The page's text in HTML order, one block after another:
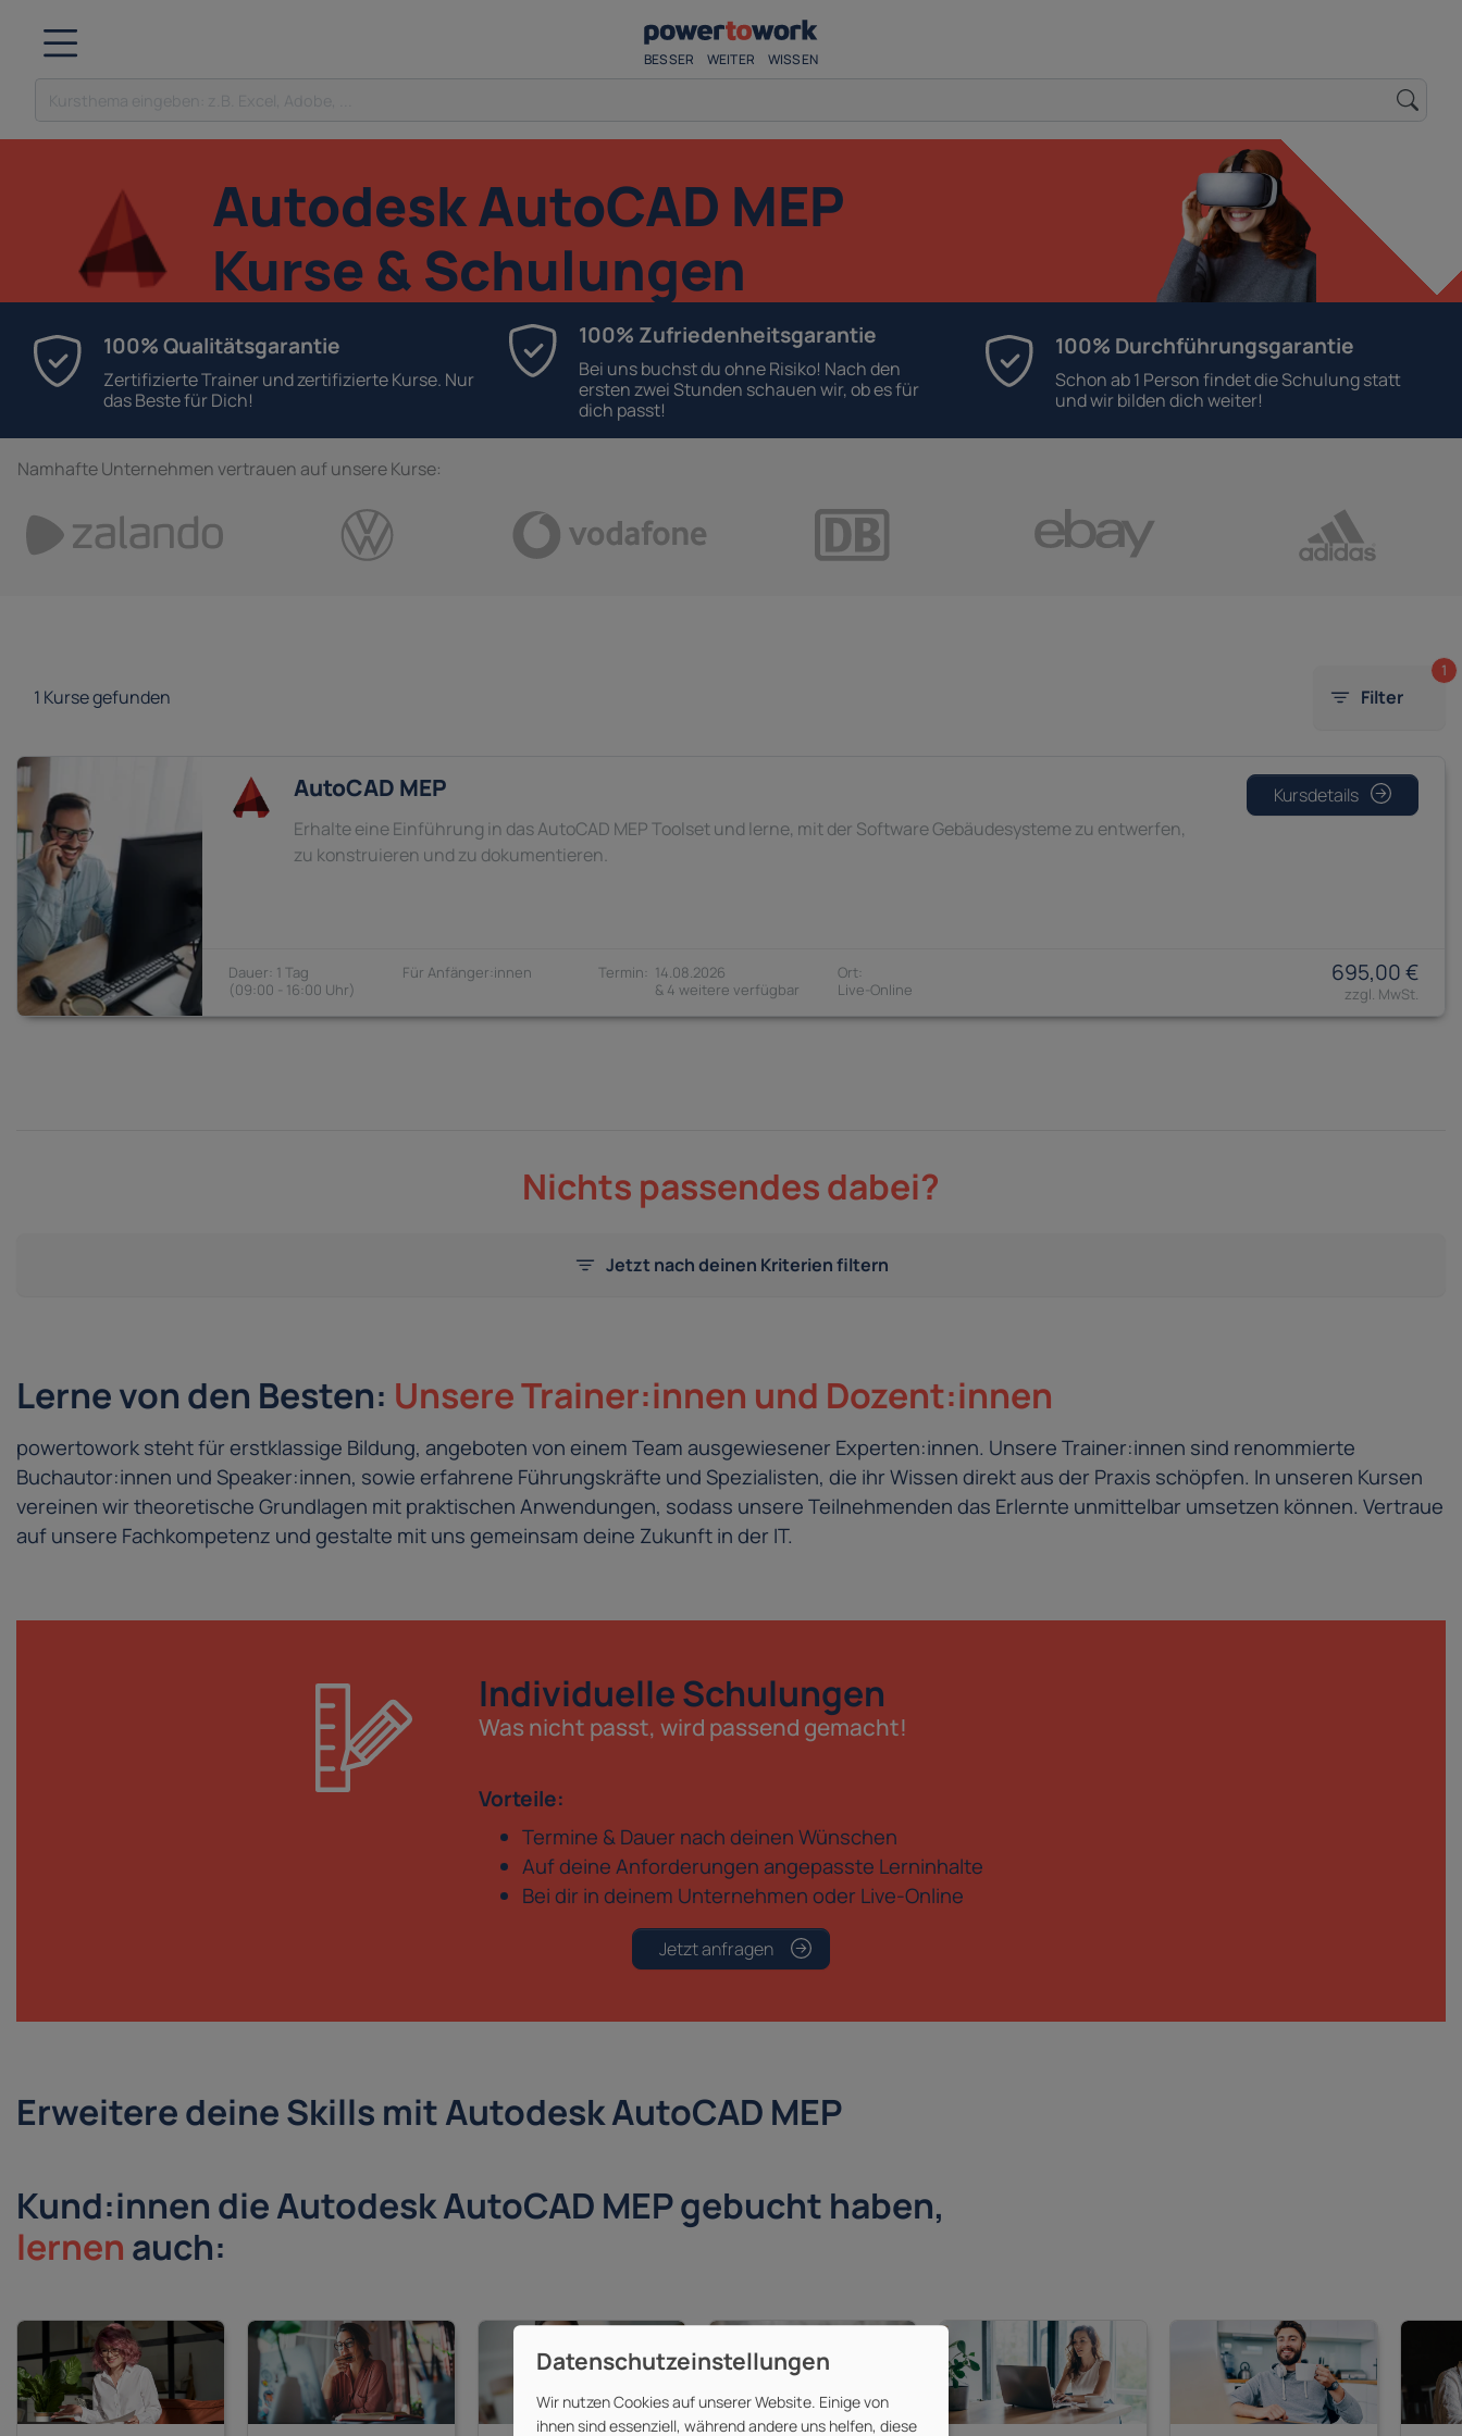
BESSER WEITER WISSEN
Autodesk AutoCAD MEP
Kurse & Schulungen
100% Qualitätsgarantie
Zertifizierte Trainer und zertifizierte Kurse. Nur
das Beste für Dich!
100% Zufriedenheitsgarantie
Bei uns buchst du ohne Risiko! Nach den
ersten zwei Stunden schauen wir, ob es für
dich passt!
100% Durchführungsgarantie
Schon ab 1 Person findet die Schulung statt
und wir bilden dich weiter!
Namhafte Unternehmen vertrauen auf unsere Kurse:
1 Kurse gefunden Filter
1
AutoCAD MEP
Erhalte eine Einführung in das AutoCAD MEP Toolset und lerne, mit der Software Gebäudesysteme zu entwerfen,
zu konstruieren und zu dokumentieren.
1 Tag
09:00 - 16:00
Anfänger:innen
Kursdetails
14.08.2026
& 4 weitere verfügbar
695,00 €
Nichts passendes dabei?
Jetzt nach deinen Kriterien filtern
Lerne von den Besten: Unsere Trainer:innen und Dozent:innen
powertowork steht für erstklassige Bildung, angeboten von einem Team ausgewiesener Experten:innen. Unsere Trainer:innen sind renommierte
Buchautor:innen und Speaker:innen, sowie erfahrene Führungskräfte und Spezialisten, die ihr Wissen direkt aus der Praxis schöpfen. In unseren Kursen
vereinen wir theoretische Grundlagen mit praktischen Anwendungen, sodass unsere Teilnehmenden das Erlernte unmittelbar umsetzen können. Vertraue
auf unsere Fachkompetenz und gestalte mit uns gemeinsam deine Zukunft in der IT.
Individuelle Schulungen
Was nicht passt, wird passend gemacht!
Vorteile:
Termine & Dauer nach deinen Wünschen
Auf deine Anforderungen angepasste Lerninhalte
Bei dir in deinem Unternehmen oder Live-Online
Jetzt anfragen
Erweitere deine Skills mit Autodesk AutoCAD MEP
Kund:innen die Autodesk AutoCAD MEP gebucht haben,
lernen auch:
Wir nutzen Cookies auf unserer Website. Einige von
ihnen sind essenziell, während andere uns helfen, diese